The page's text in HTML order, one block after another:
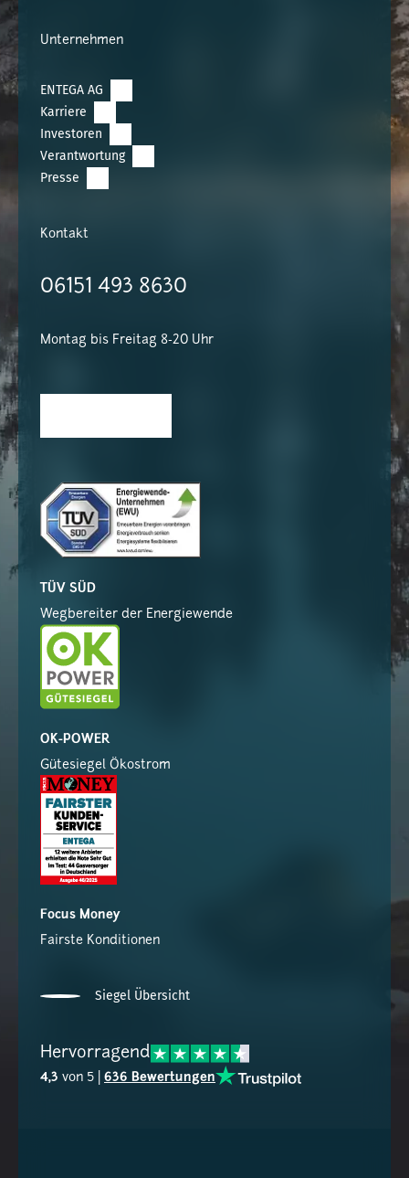
Unternehmen
ENTEGA AG
Karriere
Investoren
Verantwortung
Presse
Kontakt
06151 493 8630
Montag bis Freitag 8-20 Uhr
TÜV SÜD
Wegbereiter der Energiewende
OK-POWER
Gütesiegel Ökostrom
Focus Money
Fairste Konditionen
Siegel Übersicht
Hervorragend
4,3 von 5 | 636 Bewertungen